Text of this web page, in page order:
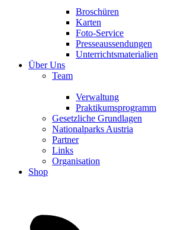
Broschüren
Karten
Foto-Service
Presseaussendungen
Unterrichtsmaterialien
Über Uns
Team
Verwaltung
Praktikumsprogramm
Gesetzliche Grundlagen
Nationalparks Austria
Partner
Links
Organisation
Shop